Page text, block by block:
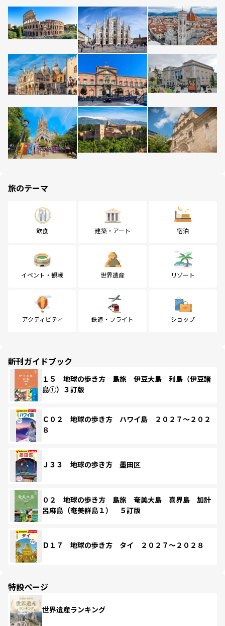
旅のテーマ
飲食 建築・アート 宿泊
イベント・観戦 世界遺産 リゾート
アクティビティ 鉄道・フライト ショップ
新刊ガイドブック
１５ 地球の歩き方 島旅 伊豆大島 利島（伊豆諸
島①）３訂版
Ｃ０２ 地球の歩き方 ハワイ島 ２０２７～２０２
８
Ｊ３３ 地球の歩き方 墨田区
０２ 地球の歩き方 島旅 奄美大島 喜界島 加計
呂麻島（奄美群島１） ５訂版
Ｄ１７ 地球の歩き方 タイ ２０２７～２０２８
特設ページ
世界遺産ランキング